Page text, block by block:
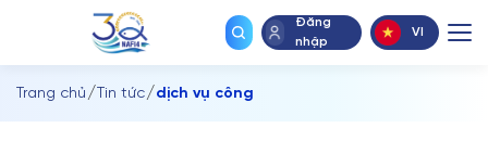
Đăng
nhập
VI
Trang chủ Tin tức dịch vụ công